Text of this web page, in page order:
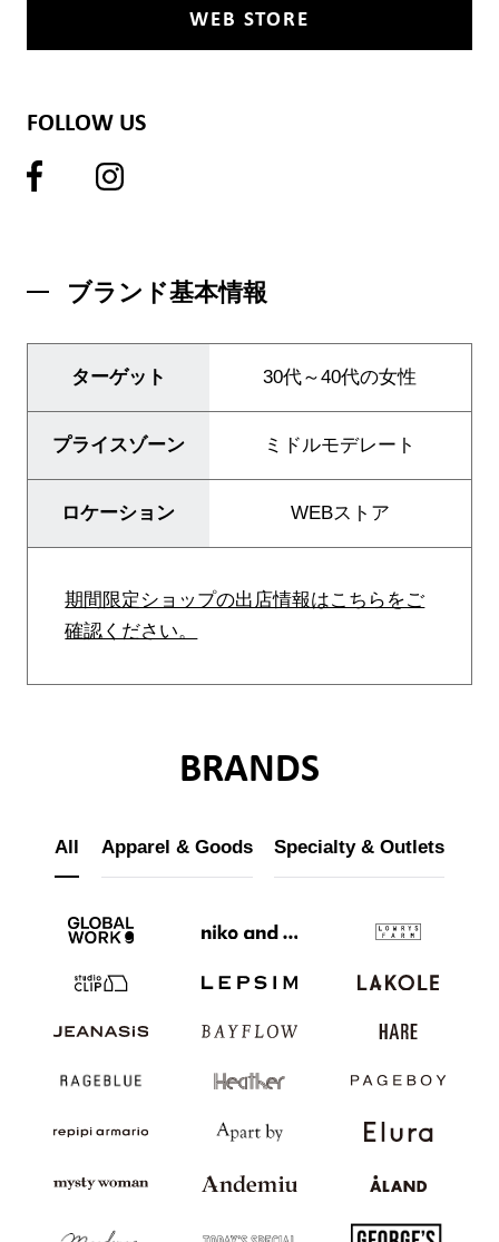
ブランド紹介
店舗検索
ニュース
WEB STORE
FOLLOW US
ブランド基本情報
ターゲット 30代～40代の女性
プライスゾーン ミドルモデレート
ロケーション WEBストア
期間限定ショップの出店情報はこちらをご
確認ください。
BRANDS
All Apparel & Goods Specialty & Outlets